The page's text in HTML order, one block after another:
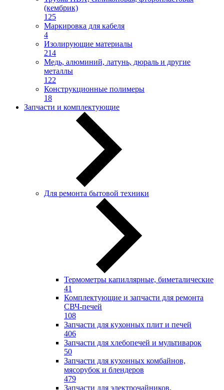
(кембрик)
125
Маркировка для кабеля
4
Изолирующие материалы
214
Медь, алюминий, латунь, дюраль и другие
металлы
122
Конструкционные полимеры
18
Запчасти и комплектующие
Для ремонта бытовой техники
Термометры капиллярные, биметалические
41
Комплектующие и запчасти для ремонта
СВЧ-печей
108
Запчасти для кухонных плит и печей
406
Запчасти для хлебопечей и мультиварок
50
Запчасти для кухонных комбайнов,
мясорубок и блендеров
479
Запчасти для электрочайников,